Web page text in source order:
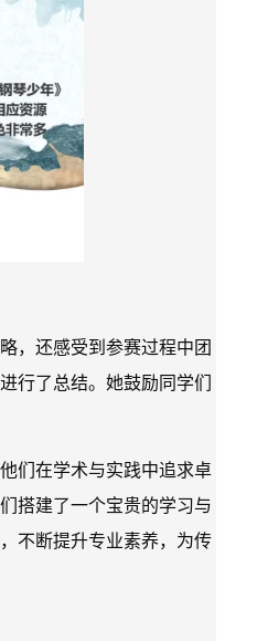
，还感受到参赛过程中团
行了总结。她鼓励同学们
们在学术与实践中追求卓
搭建了一个宝贵的学习与
不断提升专业素养，为传